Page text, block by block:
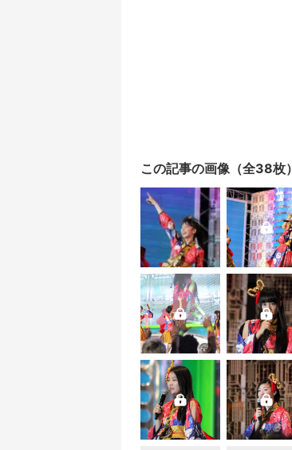
この記事の画像（全38枚）